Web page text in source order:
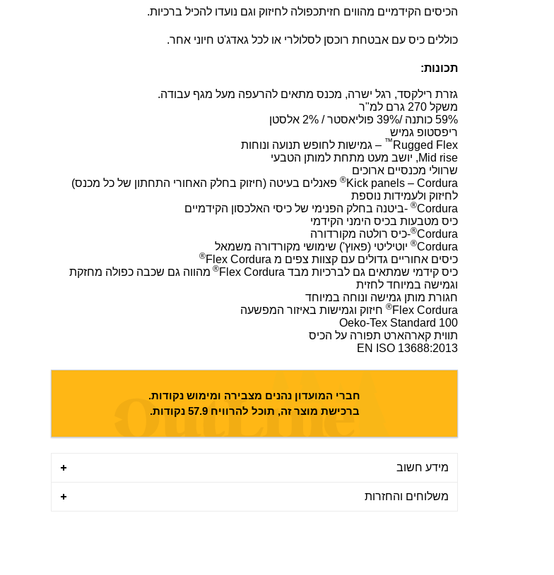
הכיסים הקידמיים מהווים חזיתכפולה לחיזוק וגם נועדו להכיל ברכיות.
כוללים כיס עם אבטחת רוכסן לסלולרי או לכל גאדג'ט חיוני אחר.
תכונות:
גזרת רילקסד, רגל ישרה, מכנס מתאים להרעפה מעל מגף עבודה.
משקל 270 גרם למ"ר
59% כותנה /39% פוליאסטר / 2% אלסטן
ריפסטופ גמיש
Rugged Flex
™ – גמישות לחופש תנועה ונוחות
Mid rise, יושב מעט מתחת למותן הטבעי
שרוולי מכנסיים ארוכים
Kick panels – Cordura
® פאנלים בעיטה (חיזוק בחלק האחורי התחתון של כל מכנס)
לחיזוק ולעמידות נוספת
Cordura
® -ביטנה בחלק הפנימי של כיסי האלכסון הקידמיים
כיס מטבעות בכיס הימני הקידמי
Cordura
®-כיס רולטה מקורדורה
Cordura
® יוטיליטי (פאוץ') שימושי מקורדורה משמאל
כיסים אחוריים גדולים עם קצוות צפים מ Flex Cordura
®
כיס קידמי שמתאים גם לברכיות מבד Flex Cordura ® מהווה גם שכבה כפולה מחזקת
וגמישה במיוחד לחזית
חגורת מותן גמישה ונוחה במיוחד
Flex Cordura
® חיזוק וגמישות באיזור המפשעה
Oeko-Tex Standard 100
תווית קארהארט תפורה על הכיס
EN ISO 13688:2013
חברי המועדון נהנים מצבירה ומימוש נקודות.
ברכישת מוצר זה, תוכל להרוויח57.9 נקודות.
מידע חשוב
משלוחים והחזרות